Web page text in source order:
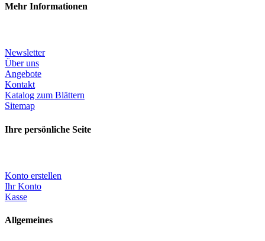
Mehr Informationen
Newsletter
Über uns
Angebote
Kontakt
Katalog zum Blättern
Sitemap
Ihre persönliche Seite
Konto erstellen
Ihr Konto
Kasse
Allgemeines